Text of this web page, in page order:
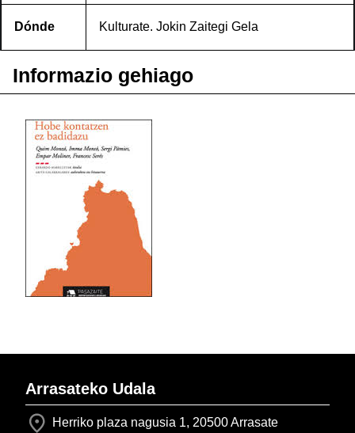
Dónde Kulturate. Jokin Zaitegi Gela
Informazio gehiago
Arrasateko Udala
Herriko plaza nagusia 1, 20500 Arrasate